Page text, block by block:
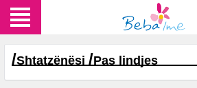
/Shtatzënësi /Pas lindjes